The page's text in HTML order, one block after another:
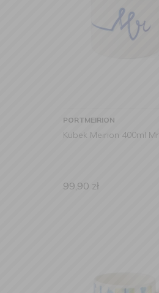
PORTMEIRION
Kubek Meirion 400ml Mr
99,90 zł